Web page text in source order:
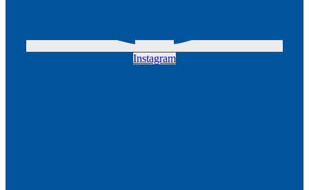
Instagram